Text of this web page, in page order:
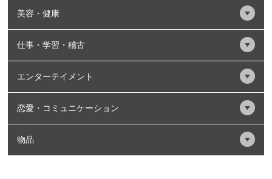
美容・健康
仕事・学習・稽古
エンターテイメント
恋愛・コミュニケーション
物品